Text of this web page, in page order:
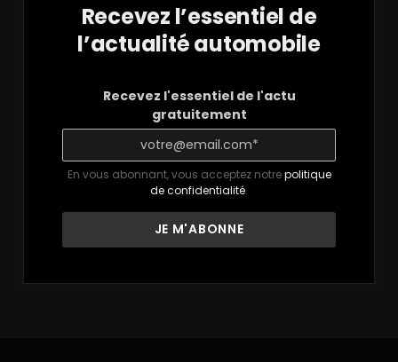
Recevez l’essentiel de
l’actualité automobile
Recevez l'essentiel de l'actu
gratuitement
En vous abonnant, vous acceptez notrepolitique
de confidentialité.